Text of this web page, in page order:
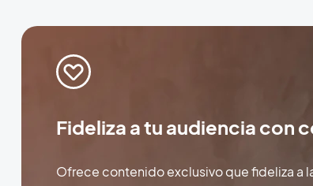
Fideliza a tu audiencia con
Ofrece contenido exclusivo que fideliza a